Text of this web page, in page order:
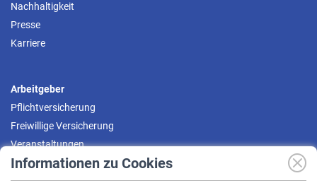
Informationen zu Cookies
Nachhaltigkeit
Presse
Karriere
Arbeitgeber
Pflichtversicherung
Freiwillige Versicherung
Veranstaltungen